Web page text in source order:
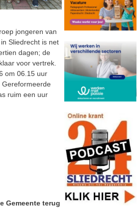
jongeren van
Sliedrecht is net
dagen; de
voor vertrek.
om 06.15 uur
ruim een uur
Gemeente terug